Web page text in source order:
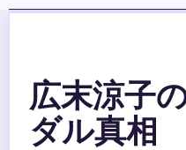
広末涼子
ダル真相